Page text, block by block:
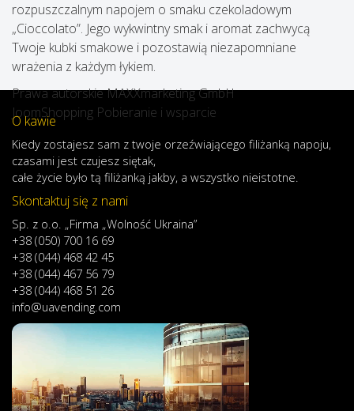
rozpuszczalnym napojem o smaku czekoladowym
„Cioccolato”. Jego wykwintny smak i aromat zachwycą
Twoje kubki smakowe i pozostawią niezapomniane
wrażenia z każdym łykiem.
Prawa autorskie MAXXmarketing GmbH
JoomShopping Pobieranie i wsparcie
O kawie
Kiedy zostajesz sam z twoje orzeźwiającego filiżanką napoju,
czasami jest czujesz siętak,
całe życie było tą filiżanką jakby, a wszystko nieistotne.
Skontaktuj się z nami
Sp. z o.o. „Firma „Wolność Ukraina”
+38 (050) 700 16 69
+38 (044) 468 42 45
+38 (044) 467 56 79
+38 (044) 468 51 26
info@uavending.com